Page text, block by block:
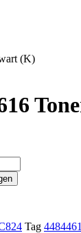
(K)
Tag